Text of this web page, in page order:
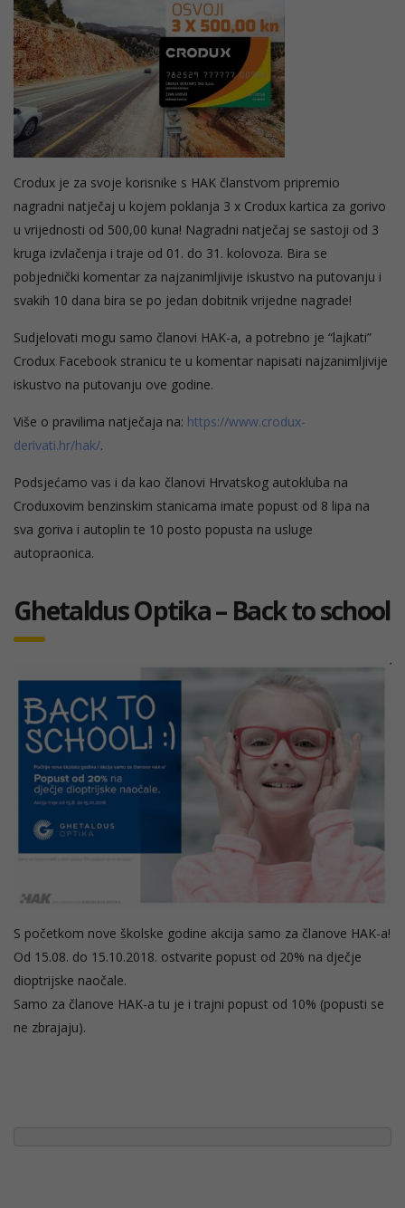
Crodux je za svoje korisnike s HAK članstvom pripremio
nagradni natječaj u kojem poklanja 3 x Crodux kartica za gorivo
u vrijednosti od 500,00 kuna! Nagradni natječaj se sastoji od 3
kruga izvlačenja i traje od 01. do 31. kolovoza. Bira se
pobjednički komentar za najzanimljivije iskustvo na putovanju i
svakih 10 dana bira se po jedan dobitnik vrijedne nagrade!
Sudjelovati mogu samo članovi HAK-a, a potrebno je “lajkati”
Crodux Facebook stranicu te u komentar napisati najzanimljivije
iskustvo na putovanju ove godine.
Više o pravilima natječaja na: https://www.crodux-
derivati.hr/hak/.
Podsjećamo vas i da kao članovi Hrvatskog autokluba na
Croduxovim benzinskim stanicama imate popust od 8 lipa na
sva goriva i autoplin te 10 posto popusta na usluge
autopraonica.
Ghetaldus Optika – Back to school
S početkom nove školske godine akcija samo za članove HAK-a!
Od 15.08. do 15.10.2018. ostvarite popust od 20% na dječje
dioptrijske naočale.
Samo za članove HAK-a tu je i trajni popust od 10% (popusti se
ne zbrajaju).